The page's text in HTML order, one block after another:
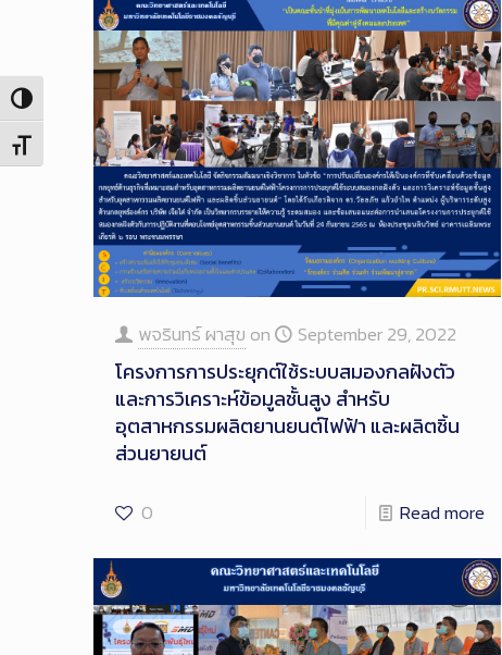
Toggle High Contrast
Toggle Font size
พจรินทร์ ผาสุข on September 29, 2022
โครงการการประยุกต์ใช้ระบบสมองกลฝังตัว
และการวิเคราะห์ข้อมูลชั้นสูง สำหรับ
อุตสาหกรรมผลิตยานยนต์ไฟฟ้า และผลิตชิ้น
ส่วนยายนต์
0 Read more